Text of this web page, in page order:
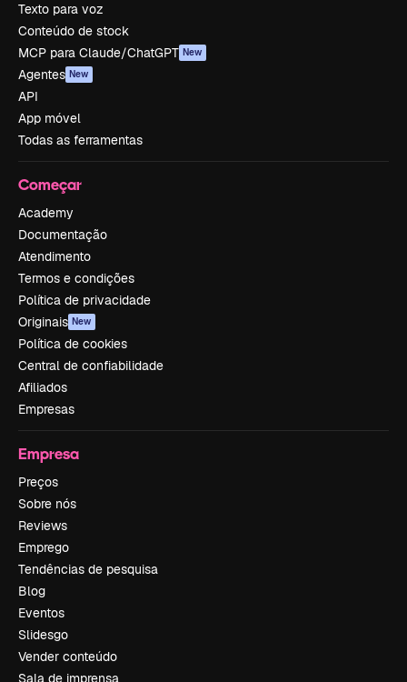
Texto para voz
Conteúdo de stock
MCP para Claude/ChatGPT New
Agentes New
API
App móvel
Todas as ferramentas
Começar
Academy
Documentação
Atendimento
Termos e condições
Política de privacidade
Originais New
Política de cookies
Central de confiabilidade
Afiliados
Empresas
Empresa
Preços
Sobre nós
Reviews
Emprego
Tendências de pesquisa
Blog
Eventos
Slidesgo
Vender conteúdo
Sala de imprensa